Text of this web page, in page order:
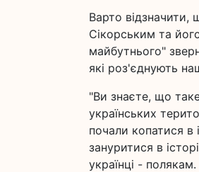
Варто відзначити,
Сікорським та
майбутнього"
які роз'єднують
"Ви знаєте, що таке
українських
почали копатися в
зануритися в
українці -